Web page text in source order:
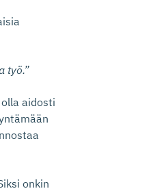
työ.”
aidosti
onkin